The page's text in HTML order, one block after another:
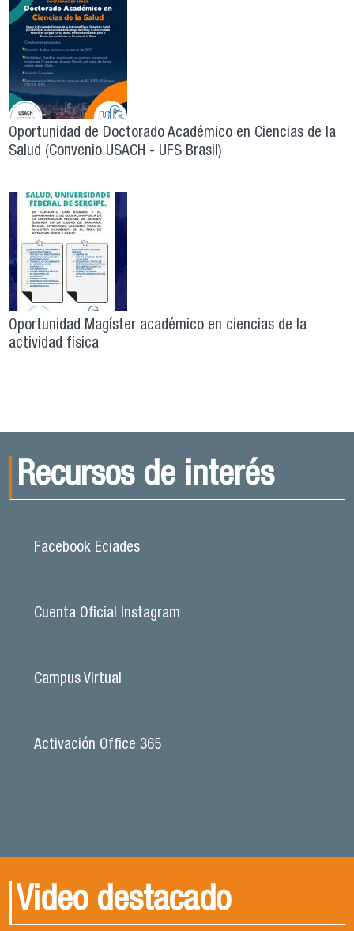
Oportunidad de Doctorado Académico en Ciencias de la
Salud (Convenio USACH - UFS Brasil)
Oportunidad Magíster académico en ciencias de la
actividad física
Recursos de interés
Facebook Eciades
Cuenta Oficial Instagram
Campus Virtual
Activación Office 365
Video destacado